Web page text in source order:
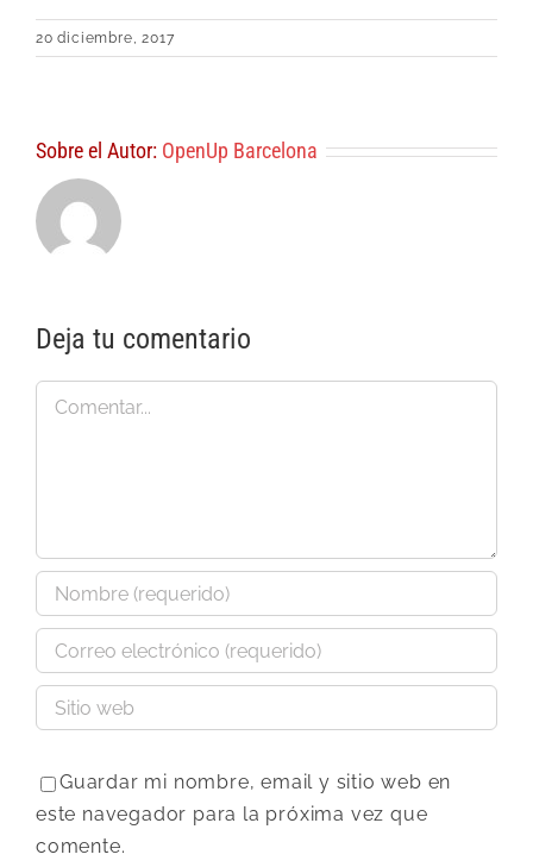
20 diciembre, 2017
Sobre el Autor: OpenUp Barcelona
Deja tu comentario
Comentar
Guardar mi nombre, email y sitio web en
este navegador para la próxima vez que
comente.